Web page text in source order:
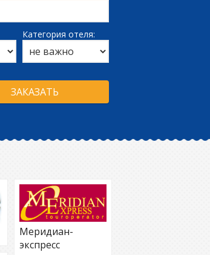
Категория отеля:
Меридиан-
экспресс